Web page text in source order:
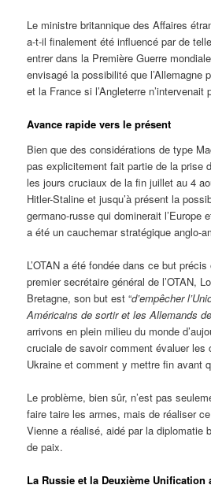
Le ministre britannique des Affaires
a-t-il finalement été influencé par de
entrer dans la Première Guerre
envisagé la possibilité que l’Allemagne
et la France si l’Angleterre n’intervenait
Avance rapide vers le présent
Bien que des considérations de type
pas explicitement fait partie de la prise
les jours cruciaux de la fin juillet au 4
Hitler-Staline et jusqu’à présent la
germano-russe qui dominerait l’Europe
a été un cauchemar stratégique anglo-
L’OTAN a été fondée dans ce but
premier secrétaire général de l’OTAN,
Bretagne, son but est “d’empêcher
Américains de sortir et les Allemands
arrivons en plein milieu du monde
cruciale de savoir comment évaluer les
Ukraine et comment y mettre fin avant
Le problème, bien sûr, n’est pas
faire taire les armes, mais de réaliser
Vienne a réalisé, aidé par la diplomatie
de paix.
La Russie et la Deuxième Unification